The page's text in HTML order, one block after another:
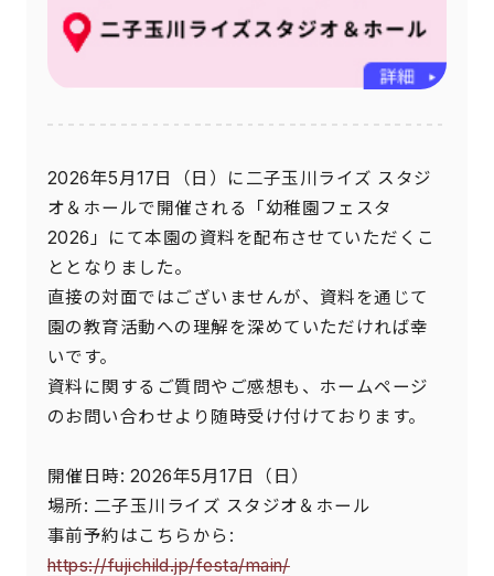
2026年5月17日（日）に二子玉川ライズ スタジ
オ＆ホールで開催される「幼稚園フェスタ
2026」にて本園の資料を配布させていただくこ
ととなりました。
直接の対面ではございませんが、資料を通じて
園の教育活動への理解を深めていただければ幸
いです。
資料に関するご質問やご感想も、ホームページ
のお問い合わせより随時受け付けております。
開催日時: 2026年5月17日（日）
場所: 二子玉川ライズ スタジオ＆ホール
事前予約はこちらから:
https://fujichild.jp/festa/main/